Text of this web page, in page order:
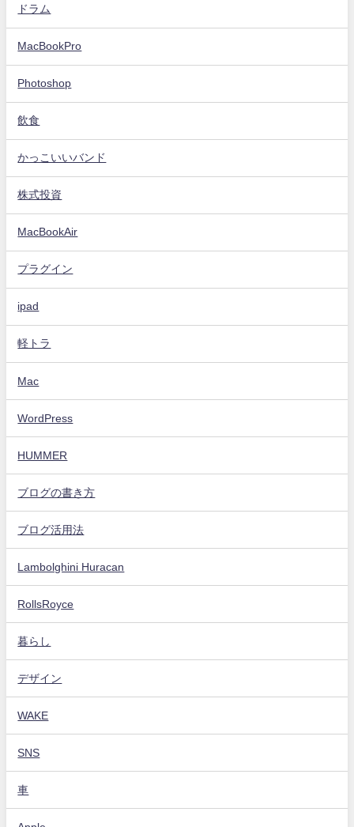
ドラム
MacBookPro
Photoshop
飲食
かっこいいバンド
株式投資
MacBookAir
プラグイン
ipad
軽トラ
Mac
WordPress
HUMMER
ブログの書き方
ブログ活用法
Lambolghini Huracan
RollsRoyce
暮らし
デザイン
WAKE
SNS
車